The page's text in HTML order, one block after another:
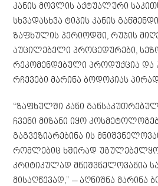
კანის მოვლის აქტუალური
სხვადასხვა ტიპის კანის
ზაფხულის პერიოდში, რუჯის
აუცილებელი პროცედურები,
რეკომენდებული პროდუქცია
რჩევები მარინა ბოდოკიას
“ზაფხულში კანი
ჩვენი მიზანი იყო
გაგვეზიარებინა ის
რომლებიც ხშირად
კრიტიკულად მნიშვნელოვანია
მისაღწევად,” – აღნიშნა მარინა